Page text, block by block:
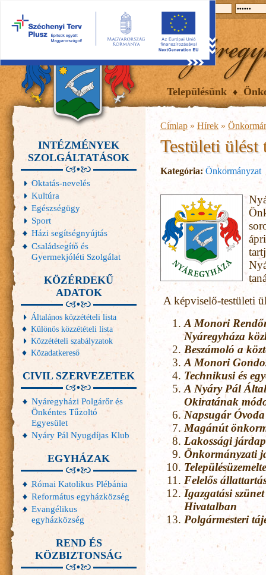
Településünk
Címlap » Hírek »
Testületi ülést
Kategória:Önkormányzat
A képviselő-testületi
A Monori
Nyáregyháza
Beszámoló a
A Monori
Technikusi és
A Nyáry Pál
Okiratának
Napsugár
Magánút
Lakossági
Önkormányzati
Felelős
Igazgatási
Hivatalban
Polgármesteri
INTÉZMÉNYEK
SZOLGÁLTATÁSOK
Oktatás-nevelés
Kultúra
Egészségügy
Sport
Házi segítségnyújtás
Családsegítő és
Gyermekjóléti Szolgálat
KÖZÉRDEKŰ
ADATOK
Általános közzétételi lista
Különös közzétételi lista
Közzétételi szabályzatok
Közadatkereső
CIVIL SZERVEZETEK
Nyáregyházi Polgárőr és
Önkéntes Tűzoltó
Egyesület
Nyáry Pál Nyugdíjas Klub
EGYHÁZAK
Római Katolikus Plébánia
Református egyházközség
Evangélikus
egyházközség
REND ÉS
KÖZBIZTONSÁG